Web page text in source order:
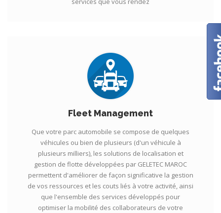
Fleet Management
Que votre parc automobile se compose de quelques
véhicules ou bien de plusieurs (d'un véhicule à
plusieurs milliers), les solutions de localisation et
gestion de flotte développées par GELETEC MAROC
permettent d'améliorer de façon significative la gestion
de vos ressources et les couts liés à votre activité, ainsi
que l'ensemble des services développés pour
optimiser la mobilité des collaborateurs de votre